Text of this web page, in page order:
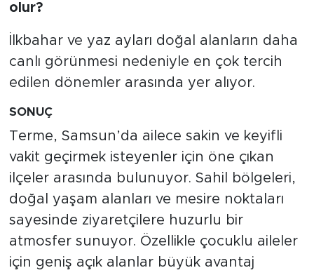
olur?
İlkbahar ve yaz ayları doğal alanların daha
canlı görünmesi nedeniyle en çok tercih
edilen dönemler arasında yer alıyor.
SONUÇ
Terme, Samsun’da ailece sakin ve keyifli
vakit geçirmek isteyenler için öne çıkan
ilçeler arasında bulunuyor. Sahil bölgeleri,
doğal yaşam alanları ve mesire noktaları
sayesinde ziyaretçilere huzurlu bir
atmosfer sunuyor. Özellikle çocuklu aileler
için geniş açık alanlar büyük avantaj